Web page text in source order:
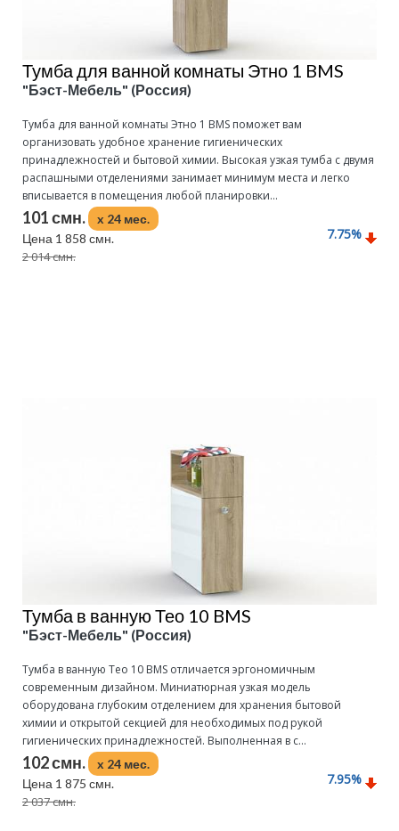
Тумба для ванной комнаты Этно 1 BMS
"Бэст-Мебель" (Россия)
Тумба для ванной комнаты Этно 1 BMS поможет вам
организовать удобное хранение гигиенических
принадлежностей и бытовой химии. Высокая узкая тумба с двумя
распашными отделениями занимает минимум места и легко
вписывается в помещения любой планировки...
101 смн.
x 24 мес.
Цена 1 858 смн.
2 014 смн.
7.75%
Тумба в ванную Тео 10 BMS
"Бэст-Мебель" (Россия)
Тумба в ванную Тео 10 BMS отличается эргономичным
современным дизайном. Миниатюрная узкая модель
оборудована глубоким отделением для хранения бытовой
химии и открытой секцией для необходимых под рукой
гигиенических принадлежностей. Выполненная в с...
102 смн.
x 24 мес.
Цена 1 875 смн.
2 037 смн.
7.95%